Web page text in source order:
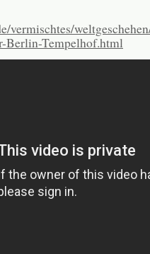
vermischtes/
Berlin-Tempelhof.html